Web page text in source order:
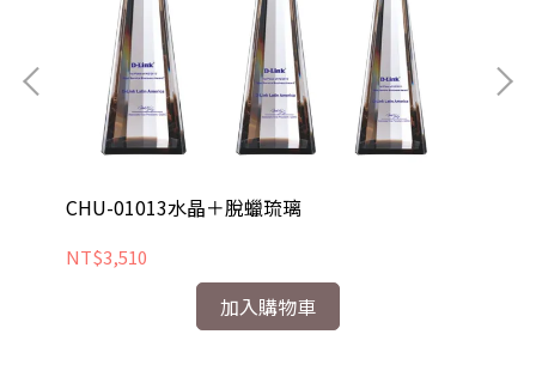
CHU-01013水晶＋脫蠟琉璃
NT$3,510
加入購物車